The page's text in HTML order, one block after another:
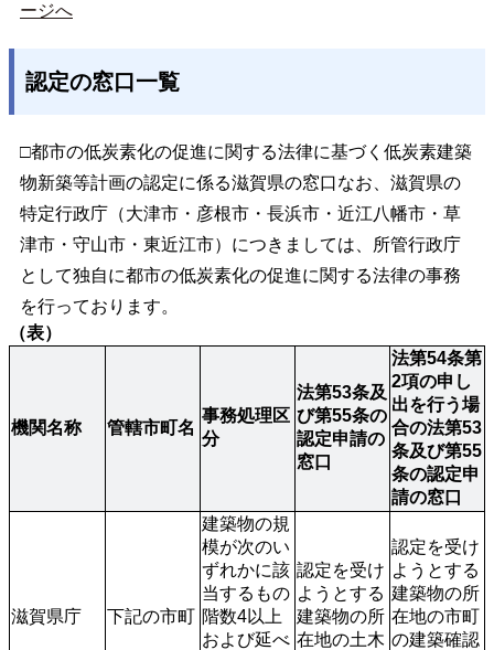
ージへ
認定の窓口一覧
□都市の低炭素化の促進に関する法律に基づく低炭素建築
物新築等計画の認定に係る滋賀県の窓口なお、滋賀県の
特定行政庁（大津市・彦根市・長浜市・近江八幡市・草
津市・守山市・東近江市）につきましては、所管行政庁
として独自に都市の低炭素化の促進に関する法律の事務
を行っております。
（表）
機関名称 管轄市町名
事務処理区
分
法第53条及
び第55条の
認定申請の
窓口
法第54条第
2項の申し
出を行う場
合の法第53
条及び第55
条の認定申
請の窓口
滋賀県庁 下記の市町
建築物の規
模が次のい
ずれかに該
当するもの
階数4以上
および延べ
認定を受け
ようとする
建築物の所
在地の土木
認定を受け
ようとする
建築物の所
在地の市町
の建築確認